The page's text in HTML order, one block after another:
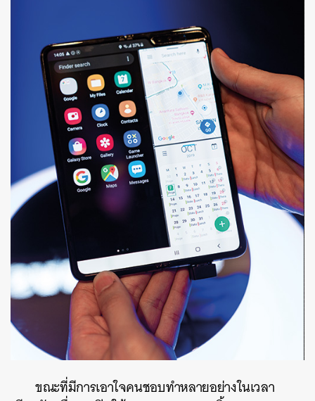
ขณะที่มีการเอาใจคนชอบทำหลายอย่างในเวลา